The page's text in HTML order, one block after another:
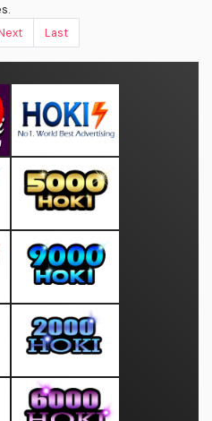
Last